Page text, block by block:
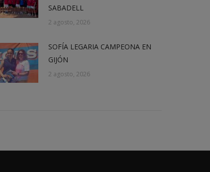
SABADELL
2 agosto, 2026
SOFÍA LEGARIA CAMPEONA EN
GIJÓN
2 agosto, 2026